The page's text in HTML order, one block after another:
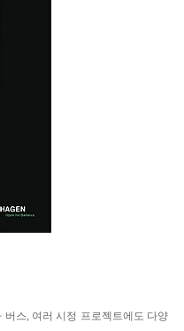
스, 여러 시정 프로젝트에도 다양